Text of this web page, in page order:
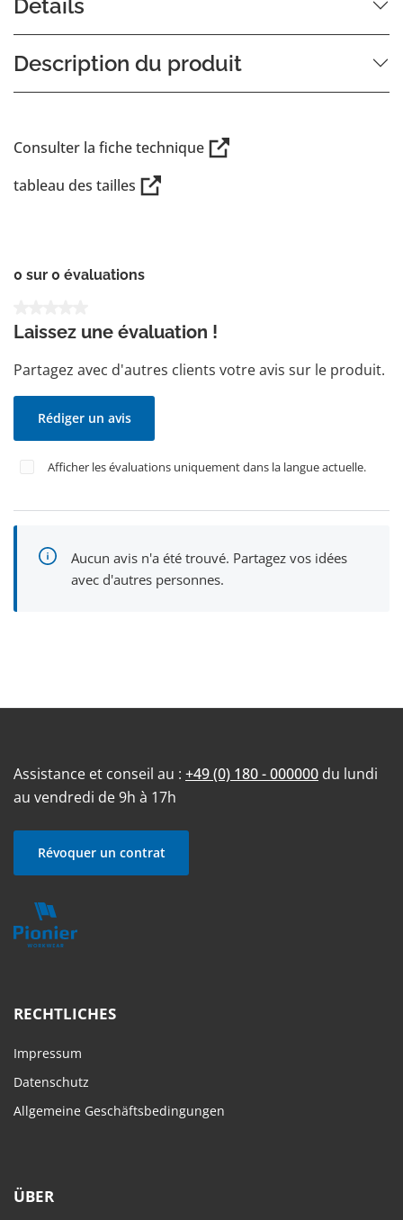
Details
Description du produit
Consulter la fiche technique
tableau des tailles
0 sur 0 évaluations
Laissez une évaluation !
Partagez avec d'autres clients votre avis sur le produit.
Rédiger un avis
Afficher les évaluations uniquement dans la langue actuelle.
Aucun avis n'a été trouvé. Partagez vos idées
avec d'autres personnes.
Assistance et conseil au : +49 (0) 180 - 000000 du lundi
au vendredi de 9h à 17h
Révoquer un contrat
RECHTLICHES
Impressum
Datenschutz
Allgemeine Geschäftsbedingungen
ÜBER